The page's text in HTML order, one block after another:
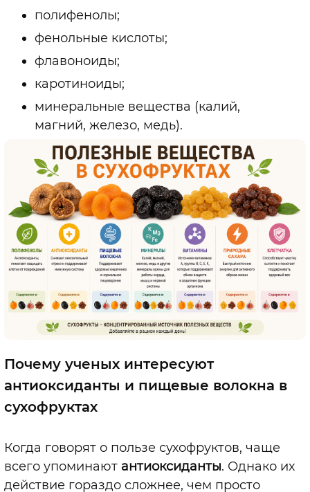
полифенолы;
фенольные кислоты;
флавоноиды;
каротиноиды;
минеральные вещества (калий,
магний, железо, медь).
Почему ученых интересуют
антиоксиданты и пищевые волокна в
сухофруктах
Когда говорят о пользе сухофруктов, чаще
всего упоминают антиоксиданты. Однако их
действие гораздо сложнее, чем просто